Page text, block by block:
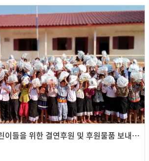
2022년 라오스 어린이들을 위한 결연후원 및 후원물품 보내기 캠페인 활동 / 전래동화, 위인전 전달< 왕비…